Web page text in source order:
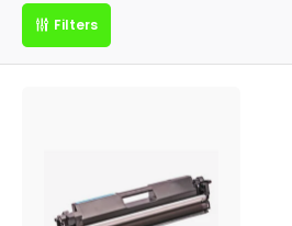
Filters